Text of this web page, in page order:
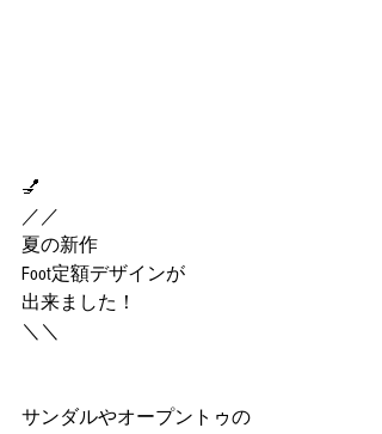
💅
／／
夏の新作
Foot定額デザインが
出来ました！
＼＼
サンダルやオープントゥの